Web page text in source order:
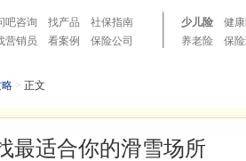
吧咨询 找产品
社保指南
营销员 看案例 保险公司
少儿险 健
养老险
保
> 正文
最适合你的滑雪场所